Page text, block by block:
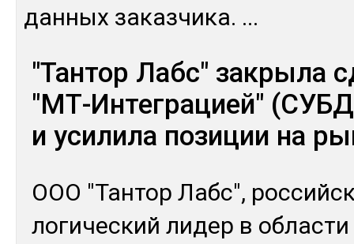
дан­ных за­каз­чи­ка. ...
"Тантор Лабс" закрыла
"МТ-Интеграцией"
и усилила позиции на
ООО "Тан­тор Лабс",
логи­чес­кий ли­дер в